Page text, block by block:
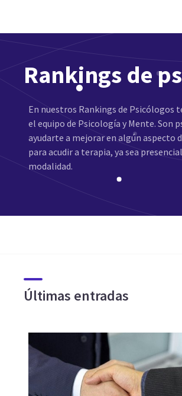
Rankings de
En nuestros Rankings de
el equipo de Psicología y Mente. Son
ayudarte a mejorar en algún aspecto
para acudir a terapia, ya sea
modalidad.
Últimas entradas